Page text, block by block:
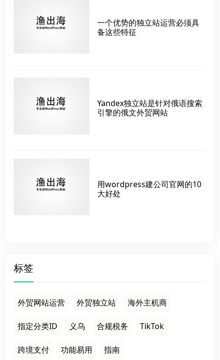
一个优势的独立站运营必须具
备这些特征
Yandex独立站是针对俄语搜索
引擎的俄文外贸网站
用wordpress建公司官网的10
大好处
标签
外贸网站运营 外贸独立站 海外主机商
指定分类ID 义乌 合规税务 TikTok
跨境支付 功能易用 指南